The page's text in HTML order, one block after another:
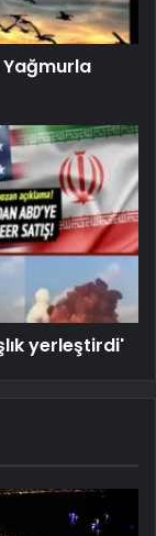
Yağmurla
yerleştirdi'